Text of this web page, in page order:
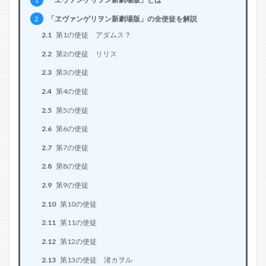
2
「ヱヴァンゲリヲン新劇場版」の全使徒を解説
2.1 第1の使徒 アダムス？
2.2 第2の使徒 リリス
2.3 第3の使徒
2.4 第4の使徒
2.5 第5の使徒
2.6 第6の使徒
2.7 第7の使徒
2.8 第8の使徒
2.9 第9の使徒
2.10 第10の使徒
2.11 第11の使徒
2.12 第12の使徒
2.13 第13の使徒 渚カヲル